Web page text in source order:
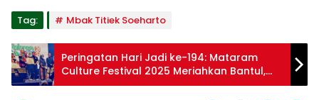
Tag: Mbak Titiek Soeharto
Peringatan Hari Jadi ke-194: Mataram
Culture Festival 2025 Meriahkan Bantul,
Hadirkan Seniman Kondang dan Ekonomi